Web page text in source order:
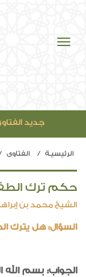
جديد
الرئيسيـة الفتاوي
حكم ترك
الشيخ محمد بن
السؤال: هل يترك
الجواب: بسم الله